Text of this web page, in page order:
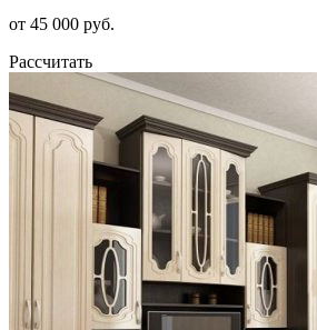
от 45 000 руб.
Рассчитать